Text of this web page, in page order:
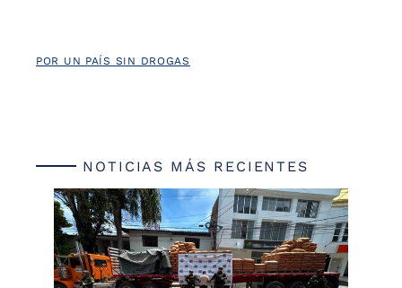
POR UN PAÍS SIN DROGAS
NOTICIAS MÁS RECIENTES